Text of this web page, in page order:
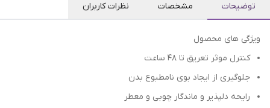
توضیحات مشخصات نظرات کاربران
ویژگی های محصول
کنترل موثر تعریق تا ۴۸ ساعت
جلوگیری از ایجاد بوی نامطبوع بدن
رایحه دلپذیر و ماندگار چوبی و معطر